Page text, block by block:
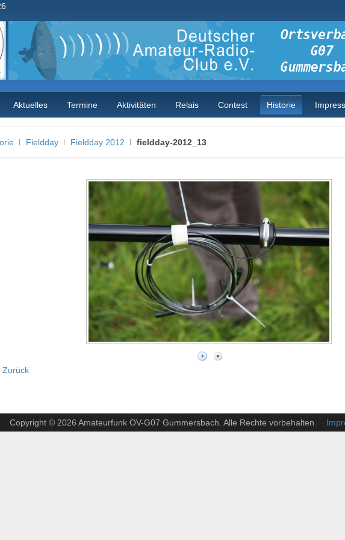
Aktuelles Termine Aktivitäten Relais Contest Historie
Fieldday Fieldday 2012 fieldday-2012_13
Zurück
Copyright © 2026 Amateurfunk OV-G07 Gummersbach. Alle Rechte vorbehalten .